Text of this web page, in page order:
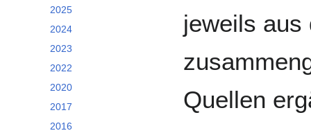
2025
2024
2023
2022
2020
2017
2016
jeweils aus
Quellen